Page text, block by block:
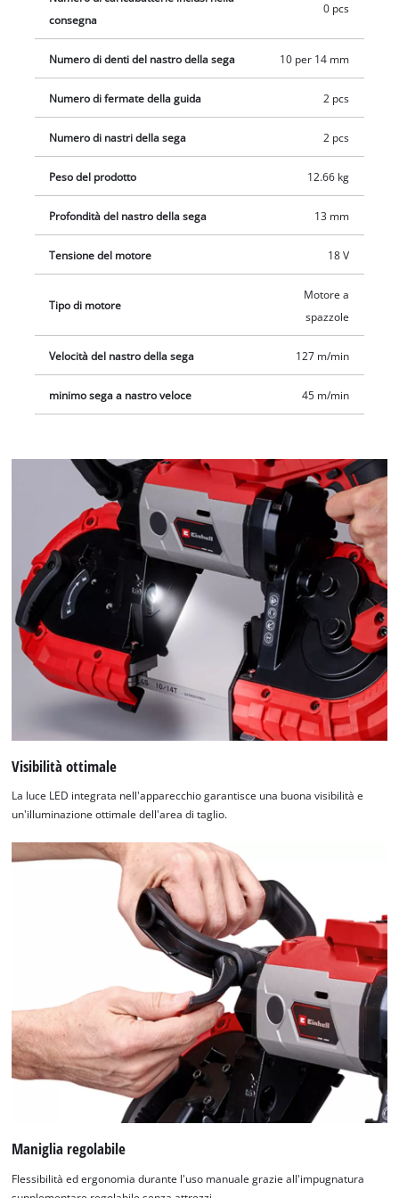
consegna
0 pcs
Numero di denti del nastro della sega 10 per 14 mm
Numero di fermate della guida 2 pcs
Numero di nastri della sega 2 pcs
Peso del prodotto 12.66 kg
Profondità del nastro della sega 13 mm
Tensione del motore 18 V
Tipo di motore
Motore a
spazzole
Velocità del nastro della sega 127 m/min
minimo sega a nastro veloce 45 m/min
Visibilità ottimale
La luce LED integrata nell'apparecchio garantisce una buona visibilità e
un'illuminazione ottimale dell'area di taglio.
Maniglia regolabile
Flessibilità ed ergonomia durante l'uso manuale grazie all'impugnatura